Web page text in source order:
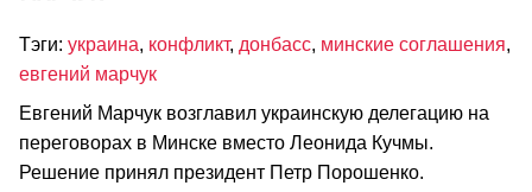
Тэги: украина, конфликт, донбасс, минские соглашения,
евгений марчук
Евгений Марчук возглавил украинскую делегацию на
переговорах в Минске вместо Леонида Кучмы.
Решение принял президент Петр Порошенко.